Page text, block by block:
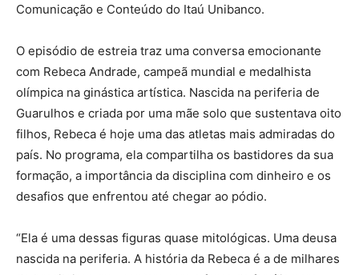
Comunicação e Conteúdo do Itaú Unibanco.
O episódio de estreia traz uma conversa emocionante
com Rebeca Andrade, campeã mundial e medalhista
olímpica na ginástica artística. Nascida na periferia de
Guarulhos e criada por uma mãe solo que sustentava oito
filhos, Rebeca é hoje uma das atletas mais admiradas do
país. No programa, ela compartilha os bastidores da sua
formação, a importância da disciplina com dinheiro e os
desafios que enfrentou até chegar ao pódio.
“Ela é uma dessas figuras quase mitológicas. Uma deusa
nascida na periferia. A história da Rebeca é a de milhares